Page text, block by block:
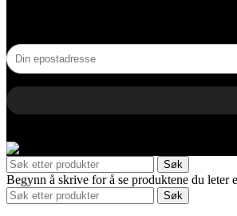
Søk
Begynn å skrive for å se produktene du leter
Søk